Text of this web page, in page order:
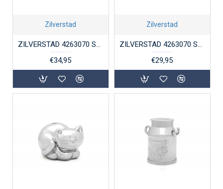
Zilverstad
ZILVERSTAD 4263070 STALEN KINDERBESTEK 4-DELIG NIJNTJE FRUIT
€34,95
Zilverstad
ZILVERSTAD 4263070 STALEN KINDERBESTEK 4-DELIG RIDDERS EN PRINSESSEN
€29,95